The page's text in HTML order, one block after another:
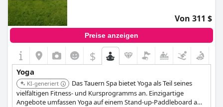
Von 311 $
Preise anzeigen
$
Yoga
KI-generiert
Das Tauern Spa bietet Yoga als Teil seines
vielfältigen Fitness- und Kursprogramms an. Einzigartige
Angebote umfassen Yoga auf einem Stand-up-Paddleboard am